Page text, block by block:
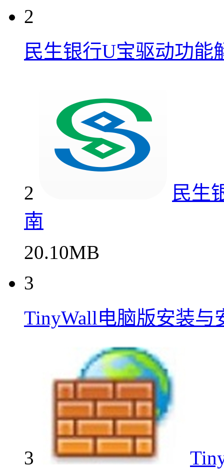
2
民生银行U宝驱动功能
2
民生
南
20.10MB
3
TinyWall电脑版安装与
3